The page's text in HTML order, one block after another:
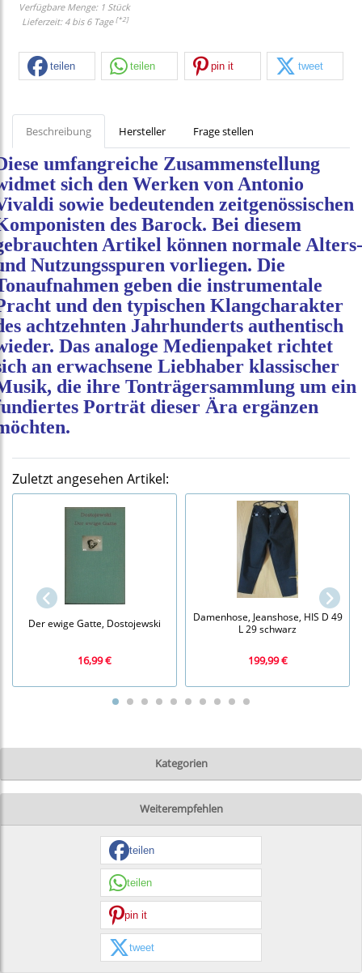
Kategorien
Verfügbare Menge: 1 Stück
Lieferzeit: 4 bis 6 Tage [*2]
teilen teilen pin it tweet
Beschreibung Hersteller Frage stellen
umfangreiche Zusammenstellung
sich den Werken von Antonio
sowie bedeutenden zeitgenössischen
des Barock. Bei diesem
Artikel können normale Alters-
Nutzungsspuren vorliegen. Die
geben die instrumentale
und den typischen Klangcharakter
achtzehnten Jahrhunderts authentisch
Das analoge Medienpaket richtet
an erwachsene Liebhaber klassischer
die ihre Tonträgersammlung um ein
Porträt dieser Ära ergänzen
Zuletzt angesehen Artikel:
Der ewige Gatte, Dostojewski
16,99 €
Damenhose, Jeanshose, HIS D 49
L 29 schwarz
199,99 €
Weiterempfehlen
teilen
teilen
pin it
tweet